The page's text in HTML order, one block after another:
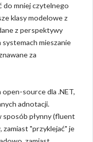
do mniej czytelnego
klasy modelowe z
z perspektywy
systemach mieszanie
za
source dla .NET,
adnotacji.
sposób płynny (fluent
"przyklejać" je